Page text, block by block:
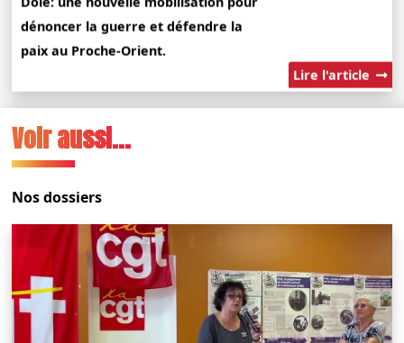
dénoncer la guerre et défendre la
paix au Proche-Orient.
Lire l'article
Voir aussi...
Nos dossiers